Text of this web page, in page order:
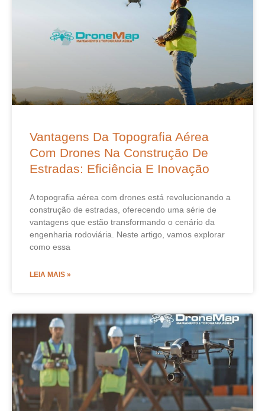
Vantagens Da Topografia Aérea
Com Drones Na Construção De
Estradas: Eficiência E Inovação
A topografia aérea com drones está revolucionando a
construção de estradas, oferecendo uma série de
vantagens que estão transformando o cenário da
engenharia rodoviária. Neste artigo, vamos explorar
como essa
LEIA MAIS »